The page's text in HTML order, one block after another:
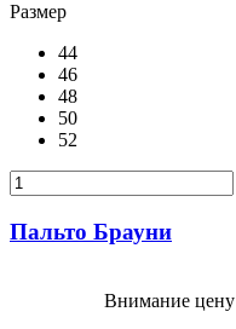
Размер
44
46
48
50
52
Пальто Брауни
Внимание цену